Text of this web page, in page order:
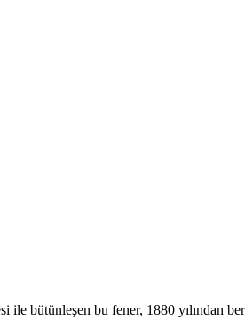
ile bütünleşen bu fener, 1880 yılından